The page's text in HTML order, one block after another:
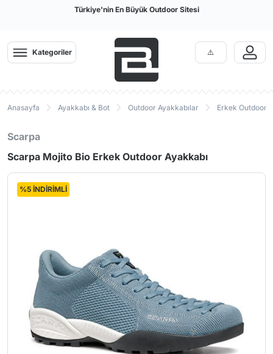
Türkiye'nin En Büyük Outdoor Sitesi
Kategoriler
Anasayfa Ayakkabı & Bot Outdoor Ayakkabılar Erkek Outdoor
Scarpa
Scarpa Mojito Bio Erkek Outdoor Ayakkabı
%5 İNDİRİMLİ